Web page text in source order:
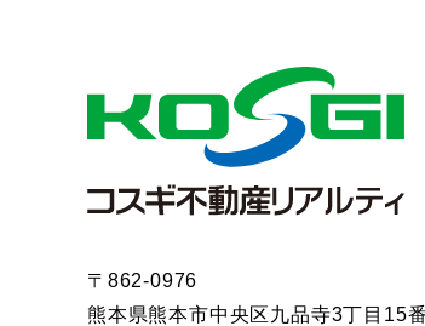
〒862-0976
熊本県熊本市中央区九品寺3丁目15